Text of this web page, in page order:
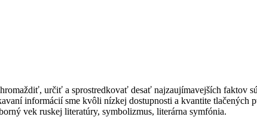
určiť a sprostredkovať desať najzaujímavejších faktov
informácií sme kvôli nízkej dostupnosti a kvantite tlačených
vek ruskej literatúry, symbolizmus, literárna symfónia.